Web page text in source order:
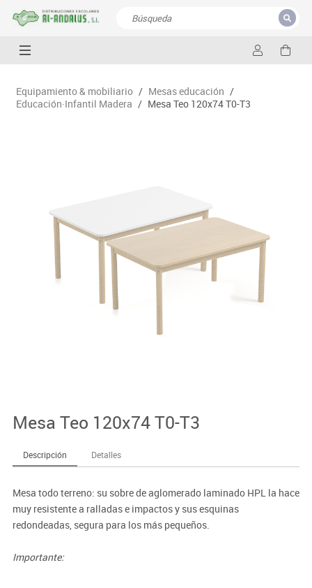
CERRAR
Equipamiento & mobiliario / Mesas educación /
Educación·Infantil Madera / Mesa Teo 120x74 T0-T3
Mesa Teo 120x74 T0-T3
Descripción Detalles
Mesa todo terreno: su sobre de aglomerado laminado HPL la hace
muy resistente a ralladas e impactos y sus esquinas
redondeadas, segura para los más pequeños.
Importante: